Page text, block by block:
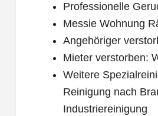
Professionelle
Messie Wohnung
Angehöriger
Mieter verstorben:
Weitere
Reinigung nach
Industriereinigung